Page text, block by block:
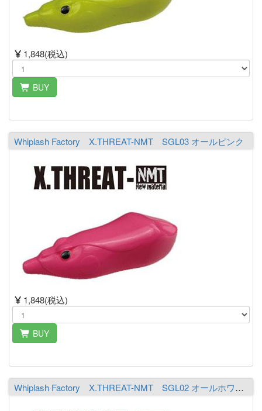
1,848(税込)
BUY
Whiplash Factory X.THREAT-NMT SGL03 オールピンク
1,848(税込)
BUY
Whiplash Factory X.THREAT-NMT SGL02 オールホワイト